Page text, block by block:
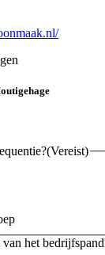
(Vereist)
het